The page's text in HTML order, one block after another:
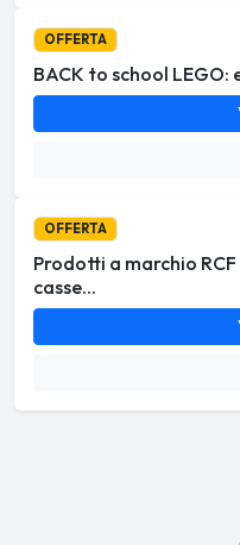
OFFERTA
BACK to school LEGO:
OFFERTA
Prodotti a marchio
casse...